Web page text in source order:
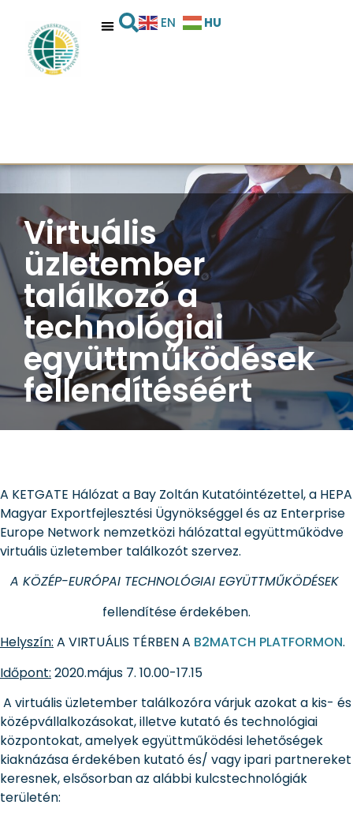
EN HU
Virtuális
üzletember
találkozó a
technológiai
együttműködések
fellendítéséért
A KETGATE Hálózat a Bay Zoltán Kutatóintézettel, a HEPA
Magyar Exportfejlesztési Ügynökséggel és az Enterprise
Europe Network nemzetközi hálózattal együttműködve
virtuális üzletember találkozót szervez.
A KÖZÉP-EURÓPAI TECHNOLÓGIAI EGYÜTTMŰKÖDÉSEK
fellendítése érdekében.
Helyszín: A VIRTUÁLIS TÉRBEN A B2MATCH PLATFORMON.
Időpont: 2020.május 7. 10.00-17.15
A virtuális üzletember találkozóra várjuk azokat a kis- és
középvállalkozásokat, illetve kutató és technológiai
központokat, amelyek együttműködési lehetőségek
kiaknázása érdekében kutató és/ vagy ipari partnereket
keresnek, elsősorban az alábbi kulcstechnológiák
területén: